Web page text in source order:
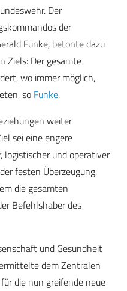
Der
der
Funke, betonte dazu
Ziels: Der gesamte
wo immer möglich,
so Funke.
weiter
sei eine engere
logistischer und operativer
festen Überzeugung,
die gesamten
Befehlshaber des
und Gesundheit
dem Zentralen
die nun greifende neue